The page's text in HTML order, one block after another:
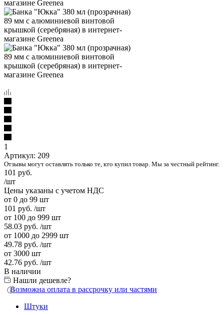
1
Артикул: 209
Отзывы могут оставлять только те, кто купил товар. Мы за честный рейтинг.
101 руб.
/шт
Цены указаны с учетом НДС
от 0 до 99 шт
101 руб. /шт
от 100 до 999 шт
58.03 руб. /шт
от 1000 до 2999 шт
49.78 руб. /шт
от 3000 шт
42.76 руб. /шт
В наличии
Нашли дешевле?
Возможна оплата в рассрочку или частями
Штуки